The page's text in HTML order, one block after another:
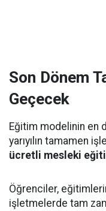
Son Dönem
Geçecek
Eğitim modelinin en
yarıyılın tamamen
ücretli mesleki
Öğrenciler,
işletmelerde tam